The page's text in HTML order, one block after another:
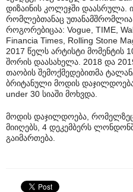
დიზაინის კოლეჯში დაასრულა.
რომლებთანაც უთანამშრომლია
როგორებიცაა: Vogue, TIME,
Financia Times, Rolling Stone
2017 წელს არტისტი მომენტის
შორის დაასახელა. 2018 და
თაობის შემოქმედებითმა
ბრიტანული მოდის
under 30 სიაში მოხვდა.
მოდის დაჯილდოება,
მიიღებს, 4 დეკემბერს
გაიმართება.